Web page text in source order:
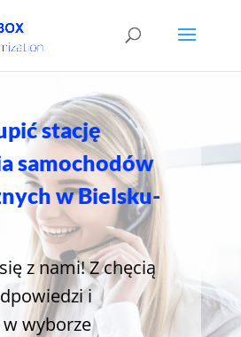
stację
samochodów
w Bielsku-
z nami! Z chęcią
i
wyborze